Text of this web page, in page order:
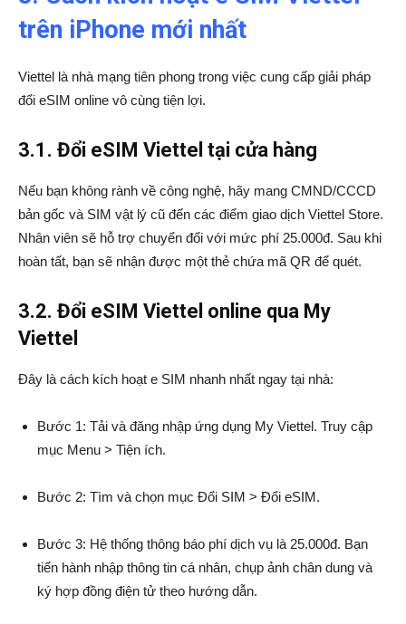
trên iPhone mới nhất
Viettel là nhà mạng tiên phong trong việc cung cấp giải pháp
đổi eSIM online vô cùng tiện lợi.
3.1. Đổi eSIM Viettel tại cửa hàng
Nếu bạn không rành về công nghệ, hãy mang CMND/CCCD
bản gốc và SIM vật lý cũ đến các điểm giao dịch Viettel Store.
Nhân viên sẽ hỗ trợ chuyển đổi với mức phí 25.000đ. Sau khi
hoàn tất, bạn sẽ nhận được một thẻ chứa mã QR để quét.
3.2. Đổi eSIM Viettel online qua My
Viettel
Đây là cách kích hoạt e SIM nhanh nhất ngay tại nhà:
Bước 1: Tải và đăng nhập ứng dụng My Viettel. Truy cập
mục Menu > Tiện ích.
Bước 2: Tìm và chọn mục Đổi SIM > Đổi eSIM.
Bước 3: Hệ thống thông báo phí dịch vụ là 25.000đ. Bạn
tiến hành nhập thông tin cá nhân, chụp ảnh chân dung và
ký hợp đồng điện tử theo hướng dẫn.